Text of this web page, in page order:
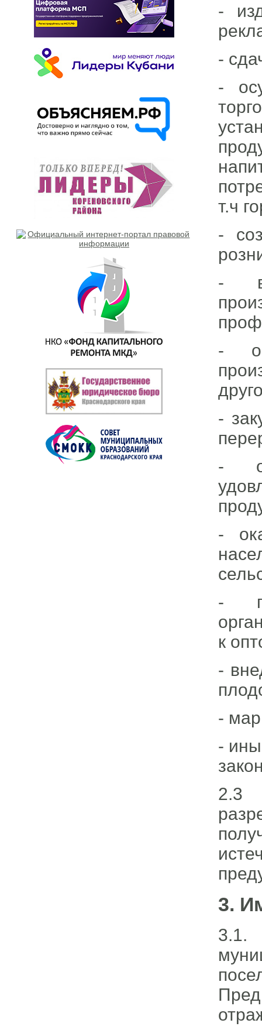
-
-
-
т.ч
-
-
-
-
-
-
-
к
-
-
-
2.3
3.
3.1.